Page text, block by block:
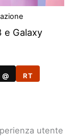
e Galaxy
@ RT
utente